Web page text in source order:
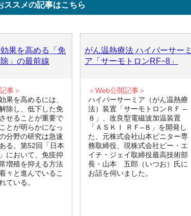
ススメの記事はこちら
果を高める「免
」の最前線
事＞
果を高めるには、
除し、低下した免
せることが重要で
とが明らかになっ
分野の研究は急速
る。第52回「日本
において、免疫抑
増殖を抑える方法
々と進んでいるこ
ている。
がん温熱療法 ハイパーサーミ
ア「サーモトロンRF−8」
＜Web公開記事＞
ハイパーサーミア（がん温熱療
法）装置「サーモトロンＲＦ –
８」、改良型電磁波加温装置
「ＡＳＫＩ ＲＦ–８」を開発し
た、元株式会社山本ビニター専
務取締役、現株式会社ピー・エ
イチ・ジェイ取締役最高技術部
長・山本 五郎（いつお）氏に
お話を伺いました。